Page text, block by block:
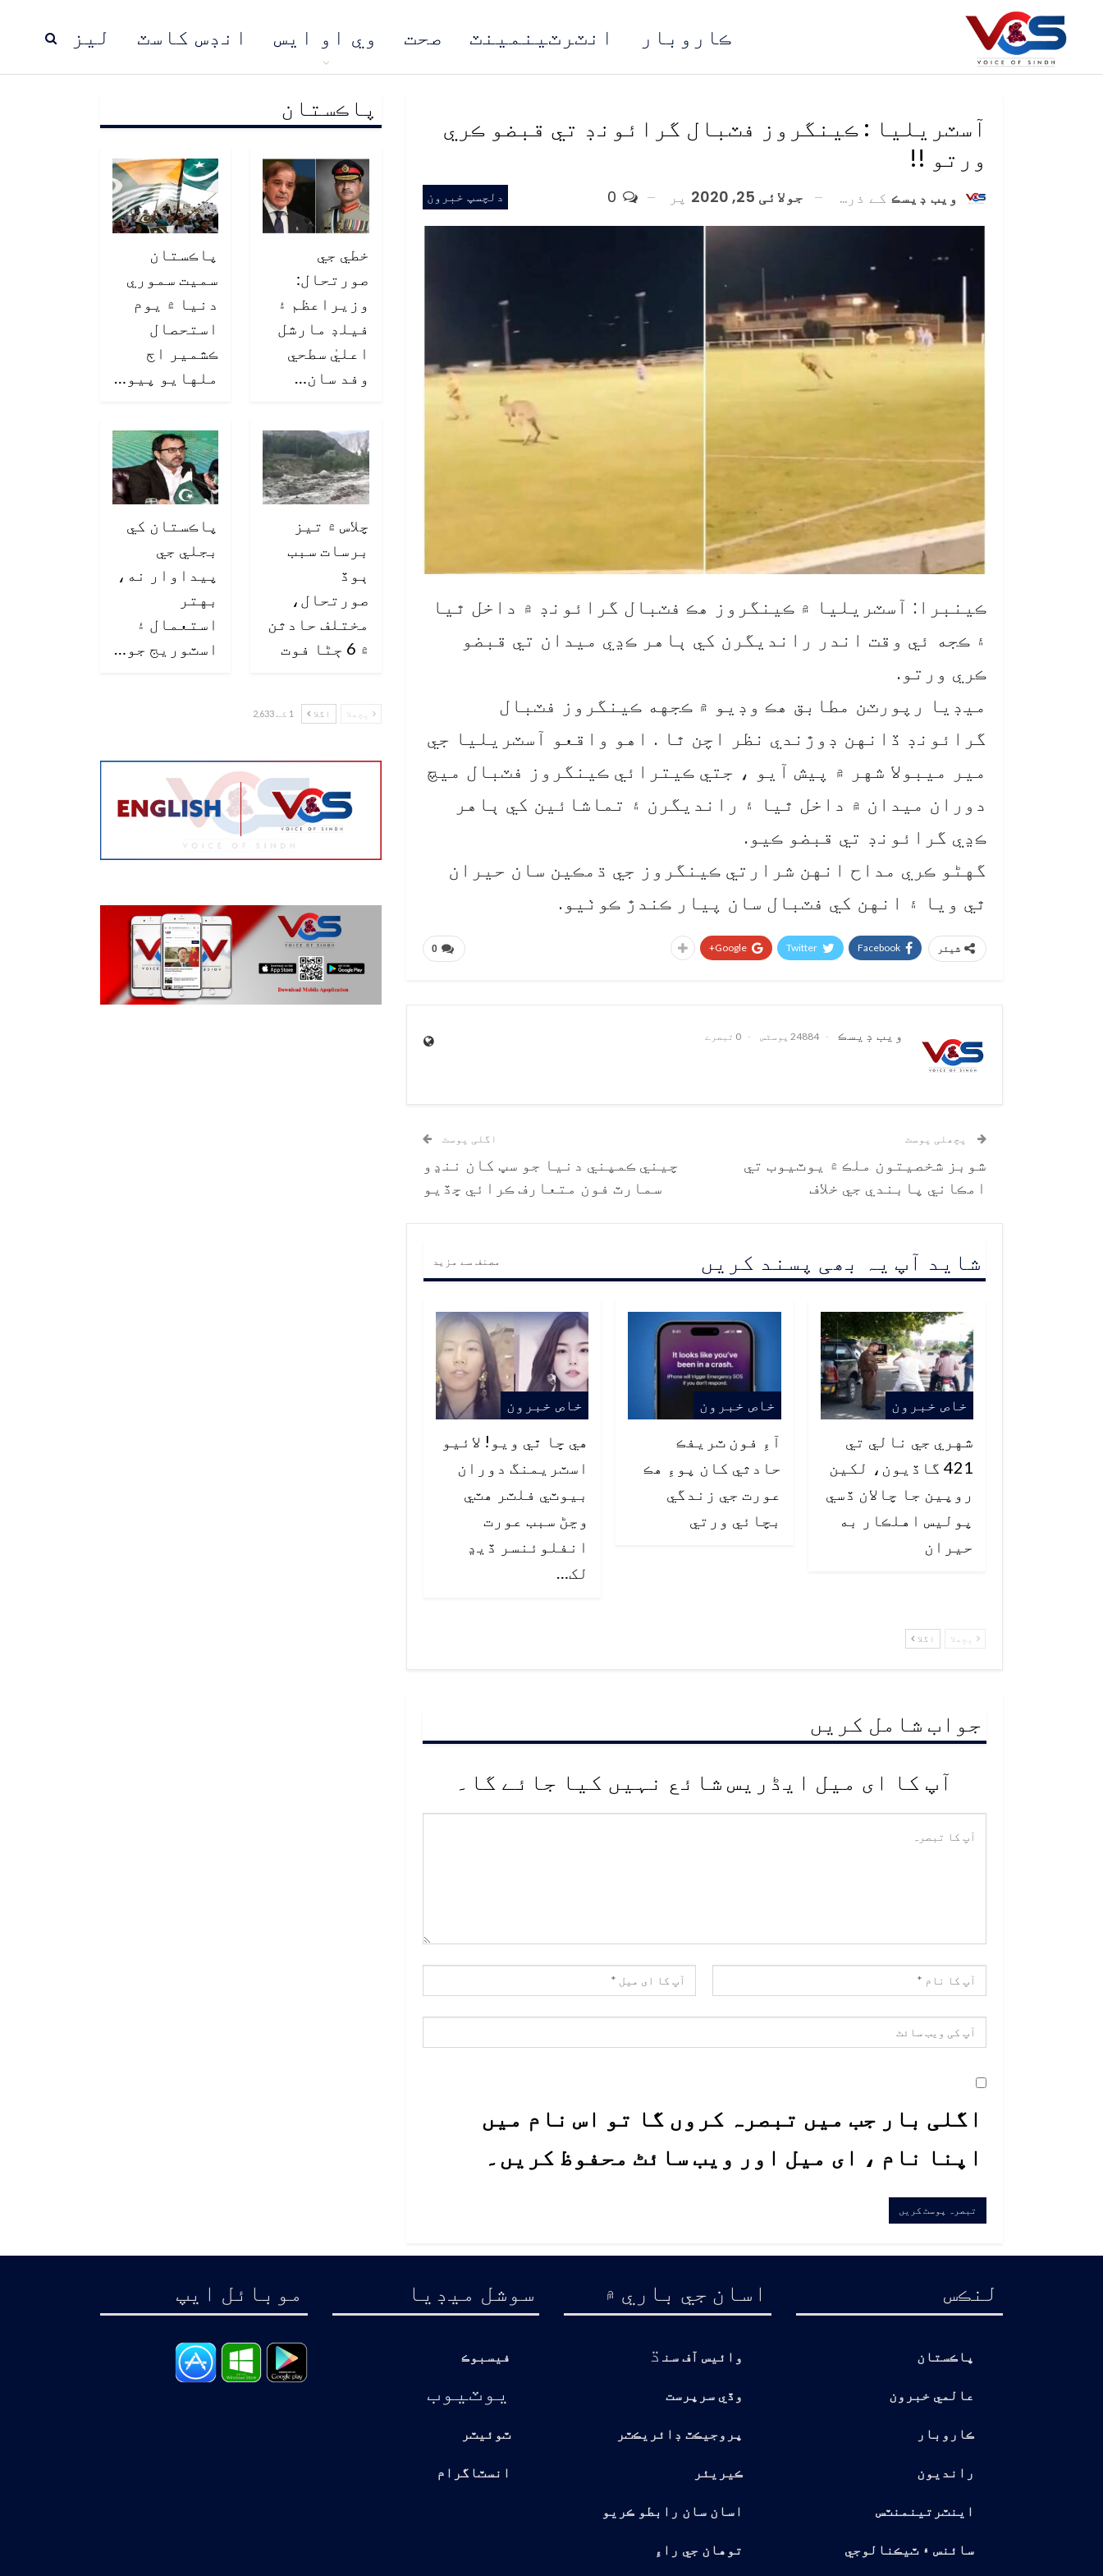
ليز انڊس کاسٽ وي او ايس صحت انٽرٽينمينٽ ڪاروبار
پاڪستان مُنڍ
آسٽريليا : ڪينگروز فٽبال گرائونڊ تي قبضو ڪري
ورتو !!
دلچسپ خبرون ويب ڊيسڪ کے ذریعہ جولائی 25, 2020 پر
ڪينبرا: آسٽريليا ۾ ڪينگروز هڪ فٽبال گرائونڊ ۾ داخل ٿيا
۽ ڪجه ئي وقت اندر رانديگرن کي ٻاهر ڪڍي ميدان تي قبضو
ڪري ورتو.
ميڊيا رپورٽن مطابق هڪ وڊيو ۾ ڪجهه ڪينگروز فٽبال
گرائونڊ ڏانهن ڊوڙندي نظر اچن ٿا . اهو واقعو آسٽريليا جي
مير ميبولا شهر ۾ پيش آيو ، جتي ڪيترائي ڪينگروز فٽبال ميچ
دوران ميدان ۾ داخل ٿيا ۽ رانديگرن ۽ تماشائين کي ٻاهر
ڪڍي گرائونڊ تي قبضو ڪيو.
گهڻو ڪري مداح انهن شرارتي ڪينگروز جي ڌمڪين سان حيران
ٿي ويا ۽ انهن کي فٽبال سان پيار ڪندڙ ڪوٺيو.
0 شیئر Facebook
Twitter
Google+
ويب ڊيسڪ 24884 پوسٹس 0 تبصرے
پچھلی پوسٹ
شوبز شخصيتون ملڪ ۾ يوٽيوب تي
امڪاني پابندي جي خلاف
اگلی پوسٹ
چيني ڪمپني دنيا جو سڀ کان ننڍو
سمارٽ فون متعارف ڪرائي ڇڏيو
شاید آپ یہ بھی پسند کریں مصنف سے مزید
خاص خبرون
شهري جي نالي تي
421 گاڏيون، لکين
روپين جا چالان ڏسي
پوليس اهلڪار به
حيران
خاص خبرون
آءِ فون ٽريفڪ
حادثي کان پوءِ هڪ
عورت جي زندگي
بچائي ورتي
خاص خبرون
هي ڇا ٿي ويو! لائيو
اسٽريمنگ دوران
بيوٽي فلٽر هٽي
وڃڻ سبب عورت
انفلوئنسر ڏيڍ
لک…
پچھلا اگلا
جواب شامل کریں
آپ کا ای میل ایڈریس شائع نہیں کیا جائے گا۔
اگلی بار جب میں تبصرہ کروں گا تو اس نام میں
اپنا نام ، ای میل اور ویب سائٹ محفوظ کریں۔
پاڪستان
خطي جي
صورتحال:
وزيراعظم ۽
فيلڊ مارشل
اعليٰ سطحي
وفد سان…
پاڪستان
سميت سموري
دنيا ۾ يوم
استحصال
ڪشمير اڄ
ملهايو پيو…
چلاس ۾ تيز
برسات سبب
ٻوڏ
صورتحال،
مختلف حادثن
۾ 6 ڄڻا فوت
پاڪستان کي
بجلي جي
پيداوار نه،
بهتر
استعمال ۽
اسٽوريج جو…
پچھلا اگلا 1 کے 2,633
لنڪس
پاڪستان
عالمي خبرون
ڪاروبار
رانديون
اينٽرتينمنٽس
سائنس ۽ ٽيڪنالوجي
اسان جي باري ۾
وائيس آف سن ڌ
وڏي سرپرست
پروجيڪٽ ڊائريڪٽر
ڪيريئر
اسان سان رابطو ڪريو
توهان جي راءِ
سوشل ميڊيا
فيسبوڪ
يوٽيوب
ٽوئيٽر
انسٽاگرام
موبائل ايپ